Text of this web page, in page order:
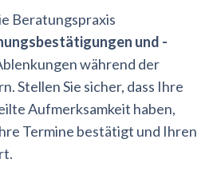
Beratungspraxis
und -
während der
Stellen Sie sicher, dass Ihre
Aufmerksamkeit haben,
Termine bestätigt und Ihren